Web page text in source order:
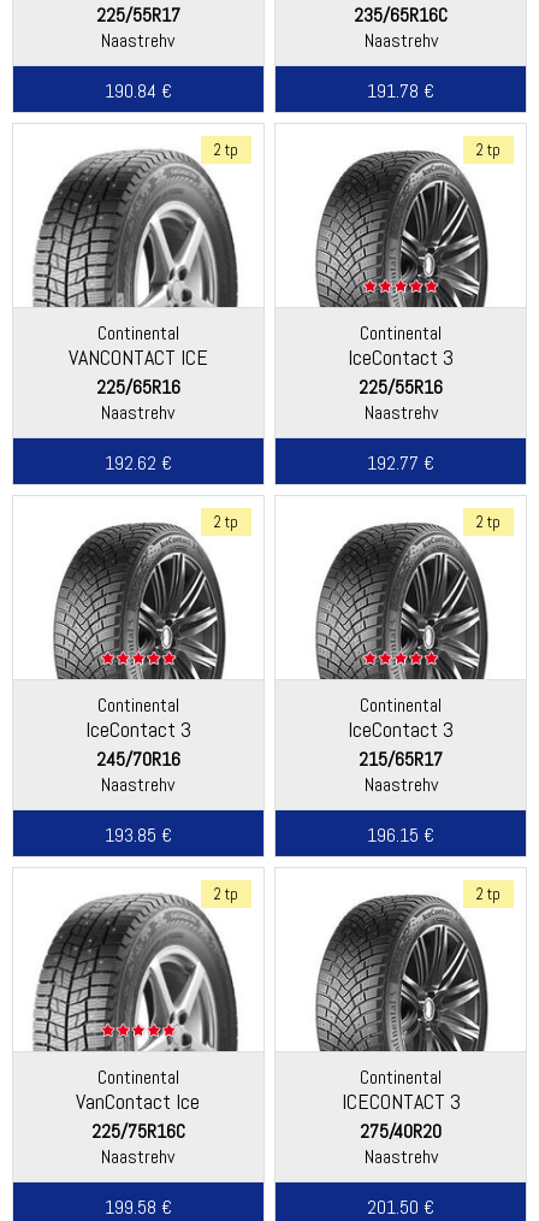
225/55R17
Naastrehv
190.84 €
235/65R16C
Naastrehv
191.78 €
2 tp
Continental
VANCONTACT ICE
225/65R16
Naastrehv
192.62 €
2 tp
Continental
IceContact 3
225/55R16
Naastrehv
192.77 €
2 tp
Continental
IceContact 3
245/70R16
Naastrehv
193.85 €
2 tp
Continental
IceContact 3
215/65R17
Naastrehv
196.15 €
2 tp
Continental
VanContact Ice
225/75R16C
Naastrehv
199.58 €
2 tp
Continental
ICECONTACT 3
275/40R20
Naastrehv
201.50 €